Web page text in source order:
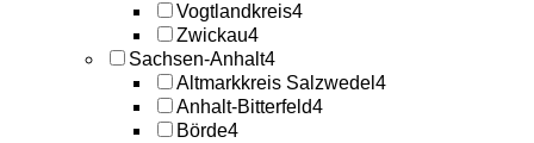
Vogtlandkreis4
Zwickau4
Sachsen-Anhalt4
Altmarkkreis Salzwedel 4
Anhalt-Bitterfeld4
Börde4